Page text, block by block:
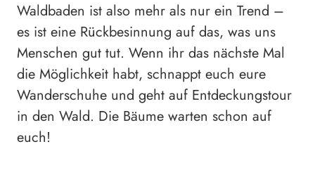
Waldbaden ist also mehr als nur ein Trend –
es ist eine Rückbesinnung auf das, was uns
Menschen gut tut. Wenn ihr das nächste Mal
die Möglichkeit habt, schnappt euch eure
Wanderschuhe und geht auf Entdeckungstour
in den Wald. Die Bäume warten schon auf
euch!